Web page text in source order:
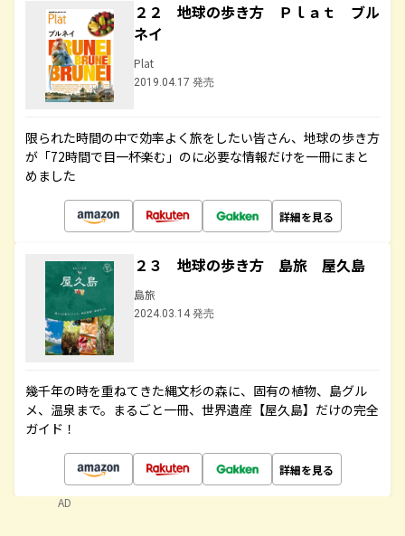
２２ 地球の歩き方 Ｐｌａｔ ブル
ネイ
Plat
2019.04.17 発売
限られた時間の中で効率よく旅をしたい皆さん、地球の歩き方
が「72時間で目一杯楽む」のに必要な情報だけを一冊にまと
めました
詳細を見る
２３ 地球の歩き方 島旅 屋久島
島旅
2024.03.14 発売
幾千年の時を重ねてきた縄文杉の森に、固有の植物、島グル
メ、温泉まで。まるごと一冊、世界遺産【屋久島】だけの完全
ガイド！
詳細を見る
AD